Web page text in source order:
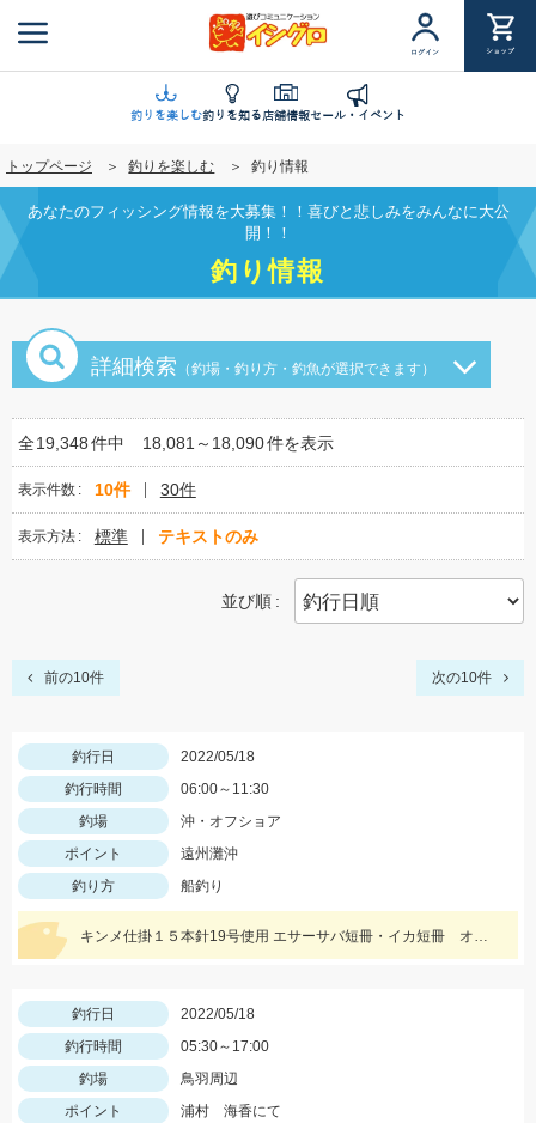
ン
に
移
動
ログイン ショップ
釣りを楽しむ釣りを知る店舗情報セール・イベント
トップページ 釣りを楽しむ 釣り情報
あなたのフィッシング情報を大募集！！喜びと悲しみをみんなに大公
開！！
釣り情報
詳細検索 （釣場・釣り方・釣魚が選択できます）
全19,348件中 18,081～18,090件を表示
表示件数 10件 30件
表示方法 標準 テキストのみ
並び順
前の10件 次の10件
釣行日
2022/05/18
釣行時間
06:00～11:30
釣場
沖・オフショア
ポイント
遠州灘沖
釣り方
船釣り
キンメ仕掛１５本針19号使用 エサーサバ短冊・イカ短冊 オモリー２ｋｇ使用
釣行日
2022/05/18
釣行時間
05:30～17:00
釣場
鳥羽周辺
ポイント
浦村 海香にて